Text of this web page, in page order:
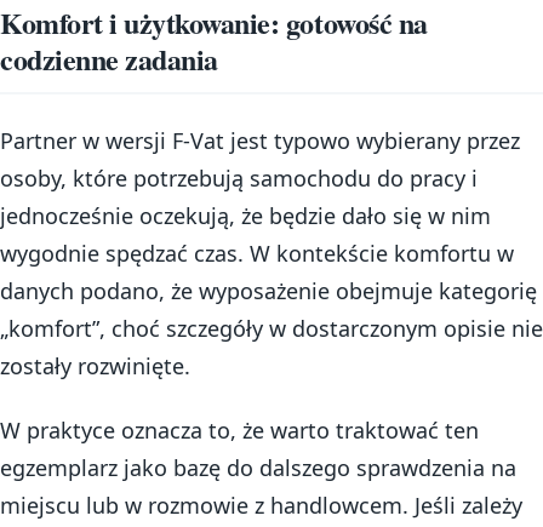
Komfort i użytkowanie: gotowość na
codzienne zadania
Partner w wersji F-Vat jest typowo wybierany przez
osoby, które potrzebują samochodu do pracy i
jednocześnie oczekują, że będzie dało się w nim
wygodnie spędzać czas. W kontekście komfortu w
danych podano, że wyposażenie obejmuje kategorię
„komfort”, choć szczegóły w dostarczonym opisie nie
zostały rozwinięte.
W praktyce oznacza to, że warto traktować ten
egzemplarz jako bazę do dalszego sprawdzenia na
miejscu lub w rozmowie z handlowcem. Jeśli zależy